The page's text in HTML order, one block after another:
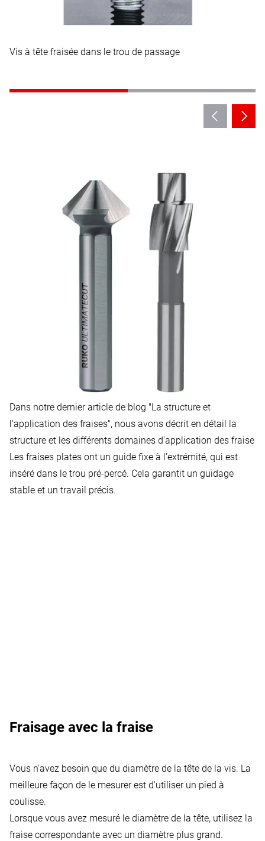
Vis à tête fraisée dans le trou de passage
Dans notre dernier article de blog "La structure et
l'application des fraises", nous avons décrit en détail la
structure et les différents domaines d'application des fraise
Les fraises plates ont un guide fixe à l'extrémité, qui est
inséré dans le trou pré-percé. Cela garantit un guidage
stable et un travail précis.
de vidéos.
Autoriser l'utilisation
Fraisage avec la fraise
Vous n'avez besoin que du diamètre de la tête de la vis. La
meilleure façon de le mesurer est d'utiliser un pied à
coulisse.
Lorsque vous avez mesuré le diamètre de la tête, utilisez la
fraise correspondante avec un diamètre plus grand.